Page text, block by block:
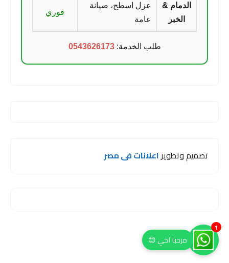
الدمام &
الخبر
عزل اسطح، صيانة
عامة
فوري
طلب الخدمة:0543626173
تصميم وتطويراعلانات فى مصر
مرحبا اخي 😊